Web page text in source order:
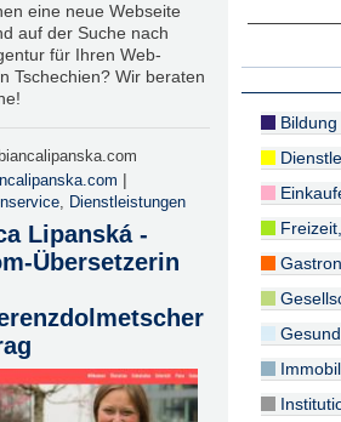
eine neue Webseite
auf der Suche nach
für Ihren Web-
Tschechien? Wir beraten
|
, Dienstleistungen
Lipanská -
Übersetzerin
Bildung